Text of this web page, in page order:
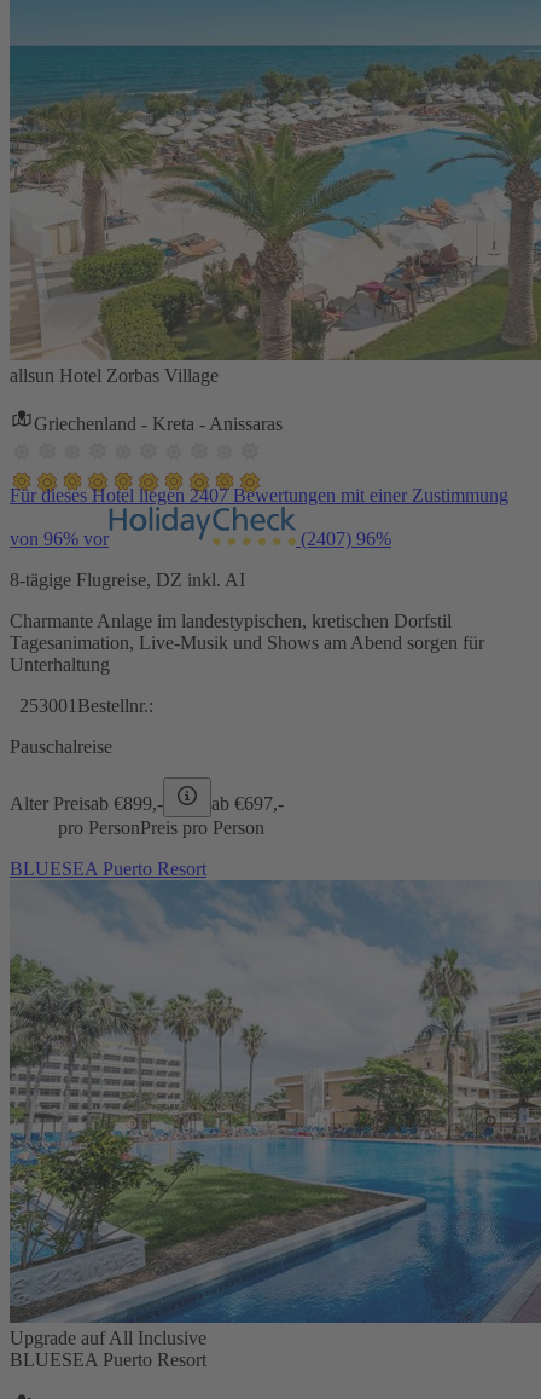
allsun Hotel Zorbas Village
Griechenland - Kreta - Anissaras
Für dieses Hotel liegen 2407 Bewertungen mit einer Zustimmung
von 96% vor (2407) 96%
8-tägige Flugreise, DZ inkl. AI
Charmante Anlage im landestypischen, kretischen Dorfstil
Tagesanimation, Live-Musik und Shows am Abend sorgen für
Unterhaltung
253001 Bestellnr.:
Pauschalreise
Alter Preisab €899,- ab €697,-
pro PersonPreis pro Person
BLUESEA Puerto Resort
Upgrade auf All Inclusive
BLUESEA Puerto Resort